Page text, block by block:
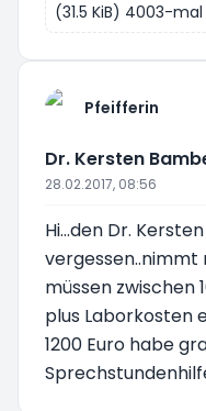
(31.5 KiB) 4003-
Pfeifferin
Dr. Kersten
28.02.2017, 08:56
Hi...den Dr.
müssen zwischen
plus Laborkosten
1200 Euro habe